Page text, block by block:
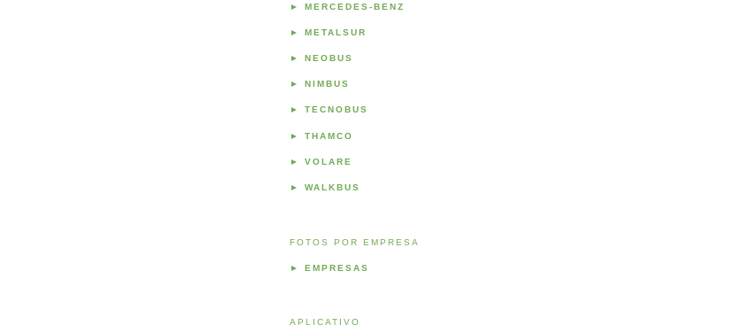
► MERCEDES-BENZ
► METALSUR
► NEOBUS
► NIMBUS
► TECNOBUS
► THAMCO
► VOLARE
► WALKBUS
FOTOS POR EMPRESA
► EMPRESAS
APLICATIVO